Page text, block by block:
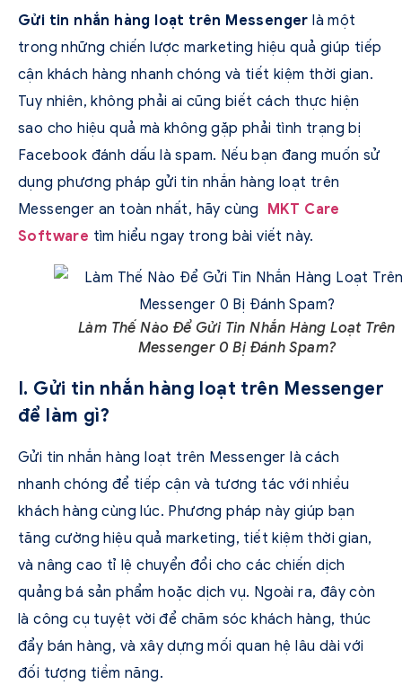
Gửi tin nhắn hàng loạt trên Messenger là một
trong những chiến lược marketing hiệu quả giúp tiếp
cận khách hàng nhanh chóng và tiết kiệm thời gian.
Tuy nhiên, không phải ai cũng biết cách thực hiện
sao cho hiệu quả mà không gặp phải tình trạng bị
Facebook đánh dấu là spam. Nếu bạn đang muốn sử
dụng phương pháp gửi tin nhắn hàng loạt trên
Messenger an toàn nhất, hãy cùng MKT Care
Software tìm hiểu ngay trong bài viết này.
Làm Thế Nào Để Gửi Tin Nhắn Hàng Loạt Trên
Messenger 0 Bị Đánh Spam?
I. Gửi tin nhắn hàng loạt trên Messenger
để làm gì?
Gửi tin nhắn hàng loạt trên Messenger là cách
nhanh chóng để tiếp cận và tương tác với nhiều
khách hàng cùng lúc. Phương pháp này giúp bạn
tăng cường hiệu quả marketing, tiết kiệm thời gian,
và nâng cao tỉ lệ chuyển đổi cho các chiến dịch
quảng bá sản phẩm hoặc dịch vụ. Ngoài ra, đây còn
là công cụ tuyệt vời để chăm sóc khách hàng, thúc
đẩy bán hàng, và xây dựng mối quan hệ lâu dài với
đối tượng tiềm năng.